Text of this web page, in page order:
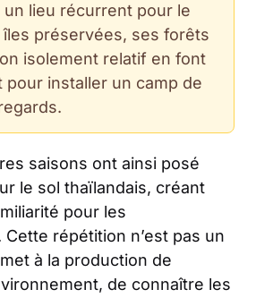
lieu récurrent pour le
préservées, ses forêts
isolement relatif en font
pour installer un camp de
saisons ont ainsi posé
le sol thaïlandais, créant
pour les
répétition n’est pas un
à la production de
de connaître les